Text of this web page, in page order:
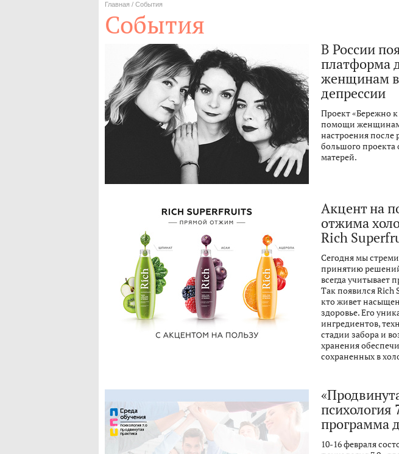
Главная / События
События
В России
платформа
женщинам в
депрессии
Проект «Бережно к
помощи женщинам
настроения после
большого проекта
матерей.
Акцент на
отжима
Rich
Сегодня мы
принятию
всегда учитывает
Так появился Rich
кто живет
здоровье. Его
ингредиентов,
стадии забора и
хранения
сохраненных в
психология
программа
10-16 февраля